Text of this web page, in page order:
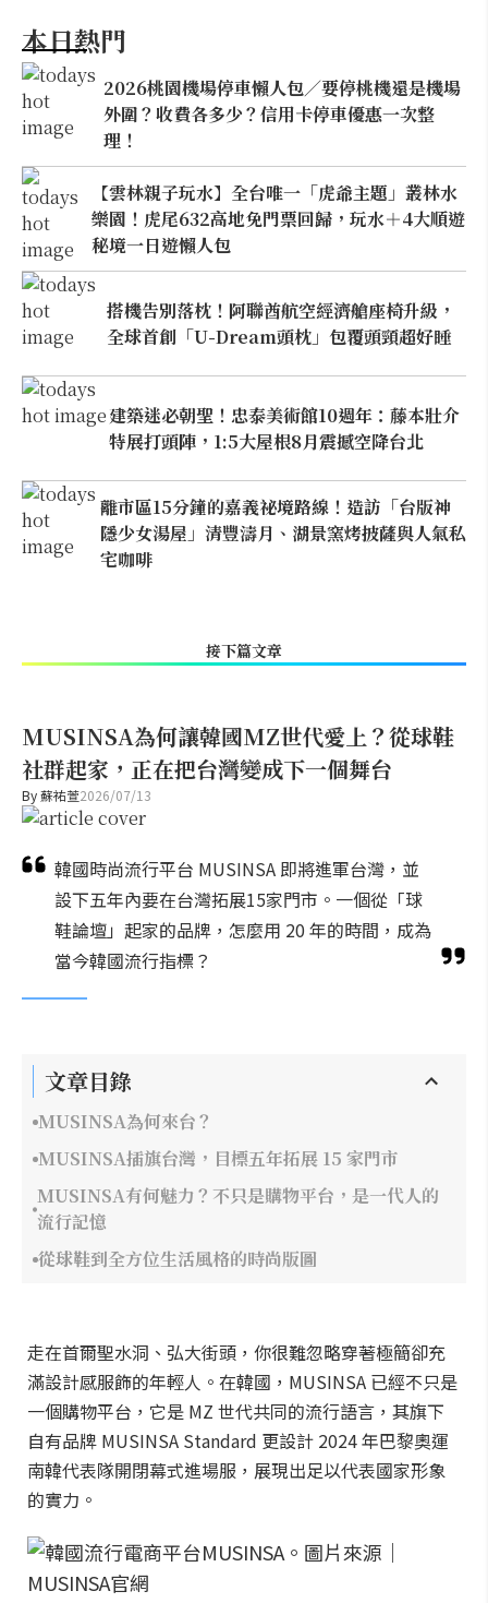
本日熱門
2026桃園機場停車懶人包／要停桃機還是機場
外圍？收費各多少？信用卡停車優惠一次整
理！
【雲林親子玩水】全台唯一「虎爺主題」叢林水
樂園！虎尾632高地免門票回歸，玩水＋4大順遊
秘境一日遊懶人包
搭機告別落枕！阿聯酋航空經濟艙座椅升級，
全球首創「U-Dream頭枕」包覆頭頸超好睡
建築迷必朝聖！忠泰美術館10週年：藤本壯介
特展打頭陣，1:5大屋根8月震撼空降台北
離市區15分鐘的嘉義祕境路線！造訪「台版神
隱少女湯屋」清豐濤月、湖景窯烤披薩與人氣私
宅咖啡
接下篇文章
MUSINSA為何讓韓國MZ世代愛上？從球鞋
社群起家，正在把台灣變成下一個舞台
By蘇祐萱2026/07/13
韓國時尚流行平台 MUSINSA 即將進軍台灣，並
設下五年內要在台灣拓展15家門市。一個從「球
鞋論壇」起家的品牌，怎麼用 20 年的時間，成為
當今韓國流行指標？
文章目錄
MUSINSA為何來台？
MUSINSA插旗台灣，目標五年拓展 15 家門市
MUSINSA有何魅力？不只是購物平台，是一代人的
流行記憶
從球鞋到全方位生活風格的時尚版圖
走在首爾聖水洞、弘大街頭，你很難忽略穿著極簡卻充
滿設計感服飾的年輕人。在韓國，MUSINSA 已經不只是
一個購物平台，它是 MZ 世代共同的流行語言，其旗下
自有品牌 MUSINSA Standard 更設計 2024 年巴黎奧運
南韓代表隊開閉幕式進場服，展現出足以代表國家形象
的實力。